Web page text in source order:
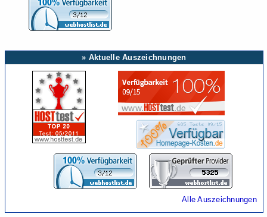
» Aktuelle Auszeichnungen
Alle Auszeichnungen